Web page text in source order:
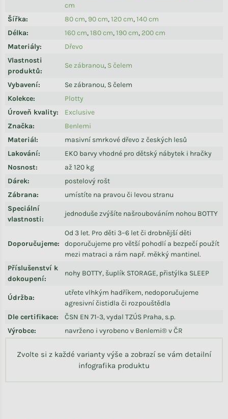
cm
Šířka: 80 cm, 90 cm,120 cm,140 cm
Délka: 160 cm,180 cm,190 cm, 200 cm
Materiály:
Dřevo
Vlastnosti
produktů:
Se zábranou, S čelem
Vybavení:
Se zábranou, S čelem
Kolekce:
Plotty
Úroveň kvality:
Exclusive
Značka:
Benlemi
Materiál:
masivní smrkové dřevo z českých lesů
Lakování:
EKO barvy vhodné pro dětský nábytek i hračky
Nosnost:
až 120 kg
Dárek:
postelový rošt
Zábrana:
umístíte na pravou či levou stranu
Speciální
vlastnosti:
jednoduše zvýšíte našroubováním nohou BOTTY
Doporučujeme:
Od 3 let. Pro děti 3–6 let či drobnější děti
doporučujeme pro větší pohodlí a bezpečí použít
mezi matraci a rám např. měkký mantinel.
Příslušenství k
dokoupení:
nohy BOTTY, šuplík STORAGE, přistýlka SLEEP
Údržba:
utřete vlhkým hadříkem, nedoporučujeme
agresivní čistidla či rozpouštědla
Dle certifikace:
ČSN EN 71-3, vydal TZÚS Praha, s.p.
Výrobce: navrženo i vyrobeno v Benlemi® v ČR
Zvolte si z každé varianty výše a zobrazí se vám detailní
infografika produktu